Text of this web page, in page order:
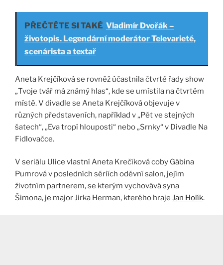
PŘEČTĚTE SI TAKÉ Vladimír Dvořák –
životopis. Legendární moderátor Televarieté,
scenárista a textař
Aneta Krejčíková se rovněž účastnila čtvrté řady show
„Tvoje tvář má známý hlas“, kde se umístila na čtvrtém
místě. V divadle se Aneta Krejčíková objevuje v
různých představeních, například v „Pět ve stejných
šatech“, „Eva tropí hlouposti“ nebo „Srnky“ v Divadle Na
Fidlovačce.
V seriálu Ulice vlastní Aneta Krečíková coby Gábina
Pumrová v posledních sériích oděvní salon, jejím
životním partnerem, se kterým vychovává syna
Šimona, je major Jirka Herman, kterého hraje Jan Holík.